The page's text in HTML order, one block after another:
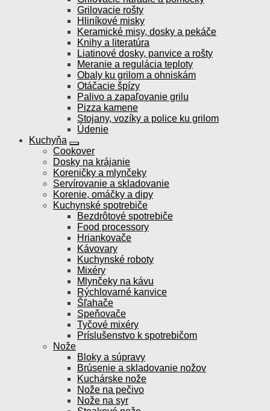
Grilovacie rošty
Hliníkové misky
Keramické misy, dosky a pekáče
Knihy a literatúra
Liatinové dosky, panvice a rošty
Meranie a regulácia teploty
Obaly ku grilom a ohniskám
Otáčacie špízy
Palivo a zapaľovanie grilu
Pizza kamene
Stojany, vozíky a police ku grilom
Údenie
Kuchyňa
Cookover
Dosky na krájanie
Koreničky a mlynčeky
Servírovanie a skladovanie
Korenie, omáčky a dipy
Kuchynské spotrebiče
Bezdrôtové spotrebiče
Food processory
Hriankovače
Kávovary
Kuchynské roboty
Mixéry
Mlynčeky na kávu
Rýchlovarné kanvice
Šľahače
Speňovače
Tyčové mixéry
Príslušenstvo k spotrebičom
Nože
Bloky a súpravy
Brúsenie a skladovanie nožov
Kuchárske nože
Nože na pečivo
Nože na syr